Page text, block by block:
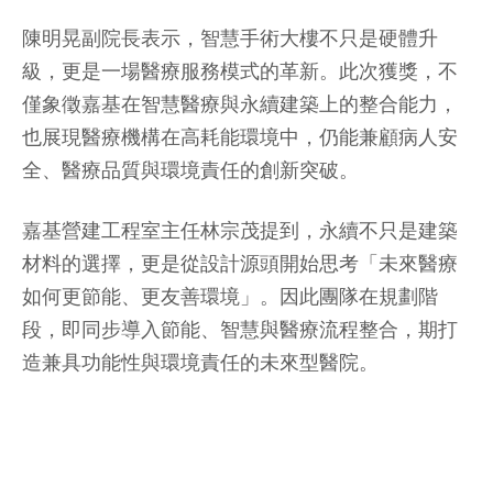
陳明晃副院長表示，智慧手術大樓不只是硬體升
級，更是一場醫療服務模式的革新。此次獲獎，不
僅象徵嘉基在智慧醫療與永續建築上的整合能力，
也展現醫療機構在高耗能環境中，仍能兼顧病人安
全、醫療品質與環境責任的創新突破。
嘉基營建工程室主任林宗茂提到，永續不只是建築
材料的選擇，更是從設計源頭開始思考「未來醫療
如何更節能、更友善環境」。因此團隊在規劃階
段，即同步導入節能、智慧與醫療流程整合，期打
造兼具功能性與環境責任的未來型醫院。